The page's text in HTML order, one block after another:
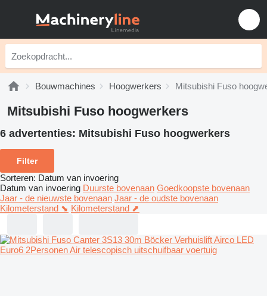
Bouwmachines Hoogwerkers Mitsubishi Fuso
Mitsubishi Fuso hoogwerkers
6 advertenties: Mitsubishi Fuso hoogwerkers
Filter
Sorteren: Datum van invoering
Datum van invoering Duurste bovenaan Goedkoopste bovenaan
Jaar - de nieuwste bovenaan Jaar - de oudste bovenaan
Kilometerstand ⬊ Kilometerstand ⬈